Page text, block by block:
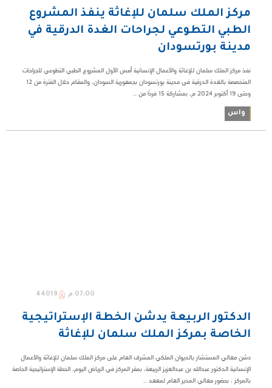
مركز الملك سلمان للإغاثة ينفذ المشروع
الطبي التطوعي لجراحات الغدة الدرقية في
مدينة بورتسودان
نفذ مركز الملك سلمان للإغاثة والأعمال الإنسانية أمس الأول المشروع الطبي التطوعي للجراحات
المتخصصة بالغدة الدرقية في مدينة بورتسودان بجمهورية السودان، والمقام خلال الفترة من 12
وحتى 19 أكتوبر 2024 م، بمشاركة 15 فردًا من ...
واس
07:00 م 44019
الدكتور الربيعة يدشن الخطة الإستراتيجية
الخاصة بمركز الملك سلمان للإغاثة
دشن معالي المستشار بالديوان الملكي المشرف العام على مركز الملك سلمان للإغاثة والأعمال
الإنسانية الدكتور عبدالله بن عبدالعزيز الربيعة، بمقر المركز في الرياض اليوم، الخطة الإستراتيجية الخاصة
بالمركز ، بحضور معالي المدير العام لمعهد ...